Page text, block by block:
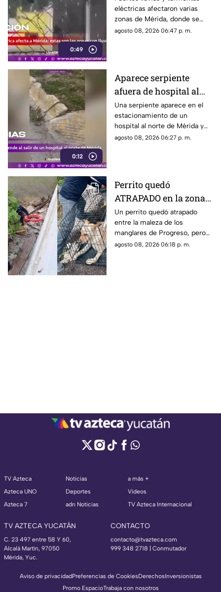
0:49
sábado 8 de agosto
eléctricas afectaron varias
zonas de Mérida, donde se
reportan rayos, viento y
agosto 08, 2026 06:47 p. m.
0:12
Aparece serpiente
afuera de hospital al
norte de Mérida y
causa temor
Una serpiente aparece en el
estacionamiento de un
hospital al norte de Mérida y
cruza hacia la vía pública ante
agosto 08, 2026 06:27 p. m.
Perrito quedó
ATRAPADO en la zona
de manglares de
Progreso; así fue
rescatado
Un perrito quedó atrapado
entre la maleza de los
manglares de Progreso, pero
fue rescatado por integrantes
agosto 08, 2026 06:18 p. m.
TV Azteca
Azteca UNO
Azteca 7
Noticias
Deportes
adn Noticias
a más +
Videos
TV Azteca Internacional
TV AZTECA YUCATÁN
C. 23 497 entre 58 Y 60,
Alcalá Martín, 97050
Mérida, Yuc.
CONTACTO
contacto@tvazteca.com
999 348 2718 | Conmutador
Aviso de privacidadPreferencias de CookiesDerechosInversionistas
Promo EspacioTrabaja con nosotros